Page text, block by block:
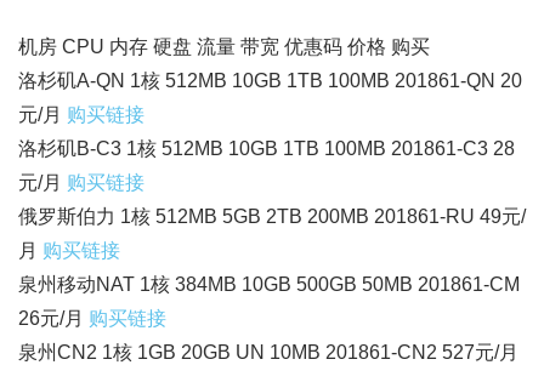
机房 CPU 内存 硬盘 流量 带宽 优惠码 价格 购买
洛杉矶A-QN 1核 512MB 10GB 1TB 100MB 201861-QN 20
元/月 购买链接
洛杉矶B-C3 1核 512MB 10GB 1TB 100MB 201861-C3 28
元/月 购买链接
俄罗斯伯力 1核 512MB 5GB 2TB 200MB 201861-RU 49元/
月 购买链接
泉州移动NAT 1核 384MB 10GB 500GB 50MB 201861-CM
26元/月 购买链接
泉州CN2 1核 1GB 20GB UN 10MB 201861-CN2 527元/月